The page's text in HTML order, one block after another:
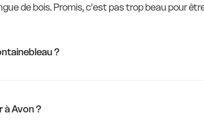
de bois. Promis, c'est pas trop beau pour
?
à Avon ?